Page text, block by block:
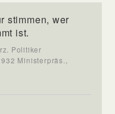
stimmen, wer
ist.
Politiker
Ministerpräs.,